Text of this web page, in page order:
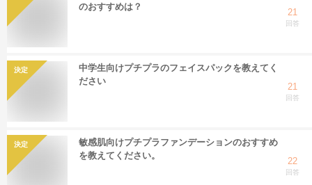
のおすすめは？
21
回答
決定
中学生向けプチプラのフェイスパックを教えてく
ださい
21
回答
決定
敏感肌向けプチプラファンデーションのおすすめ
を教えてください。
22
回答